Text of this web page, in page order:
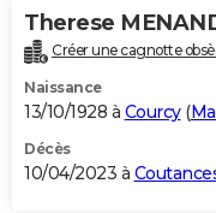
Therese
Créer une cagnotte
Naissance
13/10/1928 à Courcy(
Décès
10/04/2023 à